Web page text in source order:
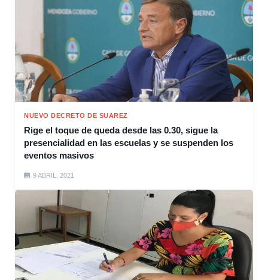
NUEVO DECRETO DE SUAREZ
Rige el toque de queda desde las 0.30, sigue la
presencialidad en las escuelas y se suspenden los
eventos masivos
9 ABRIL, 2021